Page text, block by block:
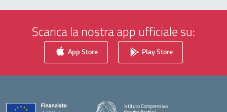
Scarica la nostra app ufficiale su:
App Store Play Store
Istituto Comprensivo